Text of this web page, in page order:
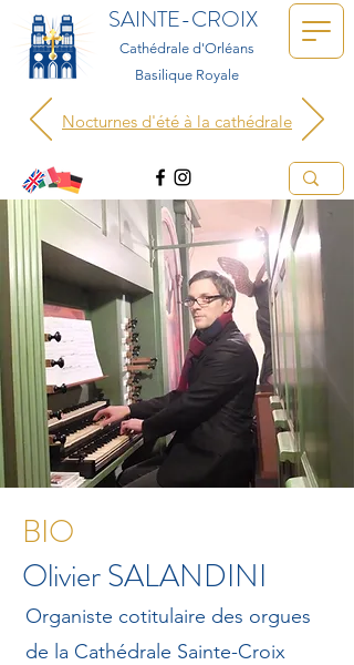
SAINTE-CROIX
Cathédrale d'Orléans
Basilique Royale
Nocturnes d'été à la cathédrale
BIO
Olivier SALANDINI
Organiste cotitulaire des orgues
de la Cathédrale Sainte-Croix